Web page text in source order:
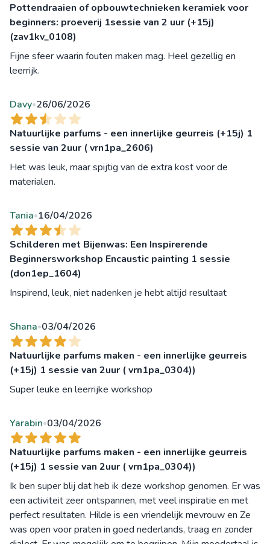
Pottendraaien of opbouwtechnieken keramiek voor
beginners: proeverij 1sessie van 2 uur (+15j)
(zav1kv_0108)
Fijne sfeer waarin fouten maken mag. Heel gezellig en
leerrijk.
Davy•26/06/2026
Natuurlijke parfums - een innerlijke geurreis (+15j) 1
sessie van 2uur ( vrn1pa_2606)
Het was leuk, maar spijtig van de extra kost voor de
materialen.
Tania•16/04/2026
Schilderen met Bijenwas: Een Inspirerende
Beginnersworkshop Encaustic painting 1 sessie
(don1ep_1604)
Inspirend, leuk, niet nadenken je hebt altijd resultaat
Shana•03/04/2026
Natuurlijke parfums maken - een innerlijke geurreis
(+15j) 1 sessie van 2uur ( vrn1pa_0304))
Super leuke en leerrijke workshop
Yarabin•03/04/2026
Natuurlijke parfums maken - een innerlijke geurreis
(+15j) 1 sessie van 2uur ( vrn1pa_0304))
Ik ben super blij dat heb ik deze workshop genomen. Er was
een activiteit zeer ontspannen, met veel inspiratie en met
perfect resultaten. Hilde is een vriendelijk mevrouw en Ze
was open voor praten in goed nederlands, traag en zonder